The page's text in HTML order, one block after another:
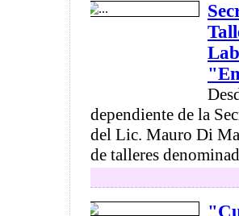
dependiente de la
del Lic. Mauro Di
de talleres